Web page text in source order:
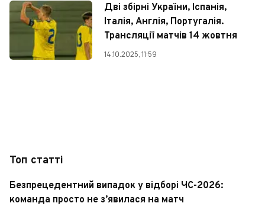
Дві збірні України, Іспанія,
Італія, Англія, Португалія.
Трансляції матчів 14 жовтня
14.10.2025, 11:59
Топ статті
Безпрецедентний випадок у відборі ЧС-2026:
команда просто не з’явилася на матч